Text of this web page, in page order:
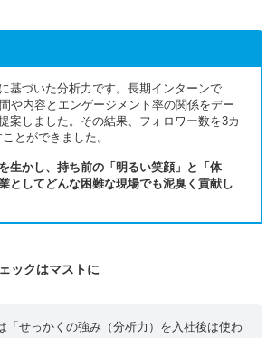
基づいた分析力です。長期インターンで
や内容とエンゲージメント率の関係をデー
案しました。その結果、フォロワー数を3カ
とができました。
生かし、持ち前の「明るい笑顔」と「体
としてどんな困難な現場でも泥臭く貢献し
ックはマストに
「せっかくの強み（分析力）を入社後は使わ